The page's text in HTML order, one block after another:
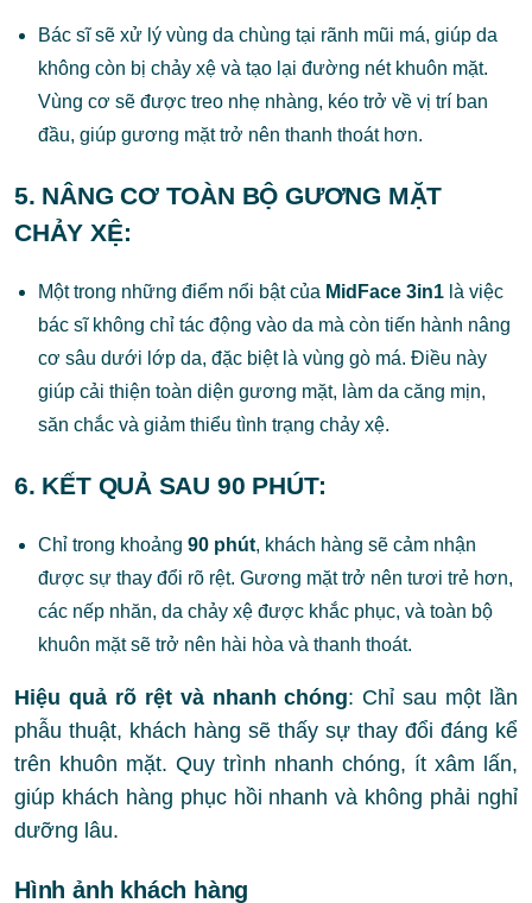
Bác sĩ sẽ xử lý vùng da chùng tại rãnh mũi má, giúp da
không còn bị chảy xệ và tạo lại đường nét khuôn mặt.
Vùng cơ sẽ được treo nhẹ nhàng, kéo trở về vị trí ban
đầu, giúp gương mặt trở nên thanh thoát hơn.
5. NÂNG CƠ TOÀN BỘ GƯƠNG MẶT
CHẢY XỆ:
Một trong những điểm nổi bật của MidFace 3in1 là việc
bác sĩ không chỉ tác động vào da mà còn tiến hành nâng
cơ sâu dưới lớp da, đặc biệt là vùng gò má. Điều này
giúp cải thiện toàn diện gương mặt, làm da căng mịn,
săn chắc và giảm thiểu tình trạng chảy xệ.
6. KẾT QUẢ SAU 90 PHÚT:
Chỉ trong khoảng 90 phút, khách hàng sẽ cảm nhận
được sự thay đổi rõ rệt. Gương mặt trở nên tươi trẻ hơn,
các nếp nhăn, da chảy xệ được khắc phục, và toàn bộ
khuôn mặt sẽ trở nên hài hòa và thanh thoát.
Hiệu quả rõ rệt và nhanh chóng: Chỉ sau một lần
phẫu thuật, khách hàng sẽ thấy sự thay đổi đáng kể
trên khuôn mặt. Quy trình nhanh chóng, ít xâm lấn,
giúp khách hàng phục hồi nhanh và không phải nghỉ
dưỡng lâu.
Hình ảnh khách hàng